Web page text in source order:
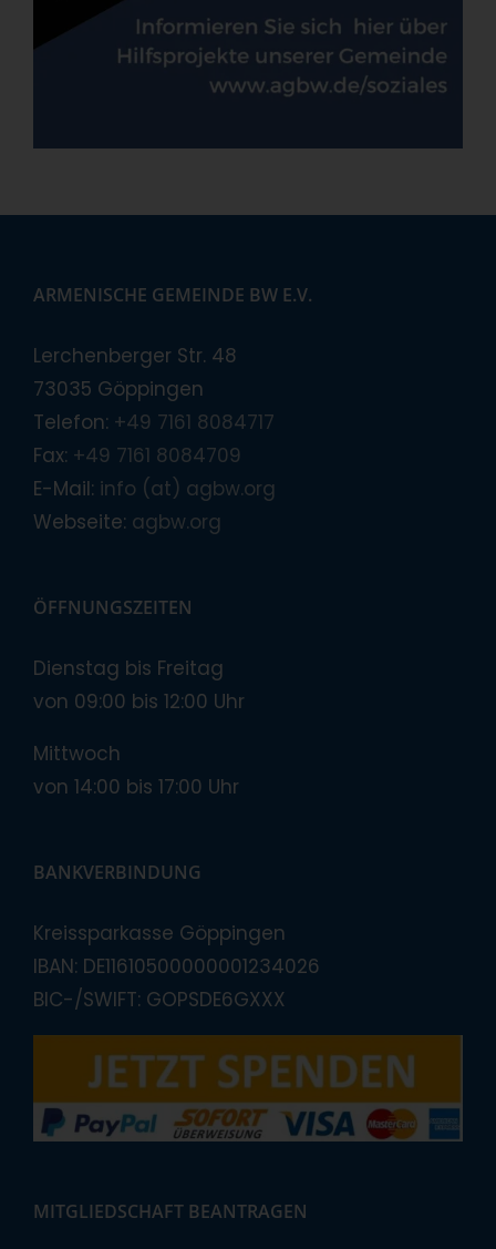
ARMENISCHE GEMEINDE BW E.V.
Lerchenberger Str. 48
73035 Göppingen
Telefon: +49 7161 8084717
Fax: +49 7161 8084709
E-Mail: info (at) agbw.org
Webseite: agbw.org
ÖFFNUNGSZEITEN
Dienstag bis Freitag
von 09:00 bis 12:00 Uhr
Mittwoch
von 14:00 bis 17:00 Uhr
BANKVERBINDUNG
Kreissparkasse Göppingen
IBAN: DE11610500000001234026
BIC-/SWIFT: GOPSDE6GXXX
MITGLIEDSCHAFT BEANTRAGEN